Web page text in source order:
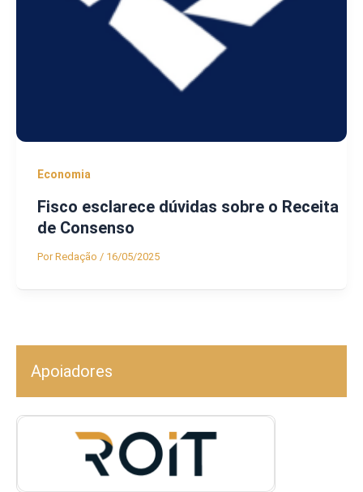
Economia
Fisco esclarece dúvidas sobre o Receita
de Consenso
PorRedação / 16/05/2025
Apoiadores